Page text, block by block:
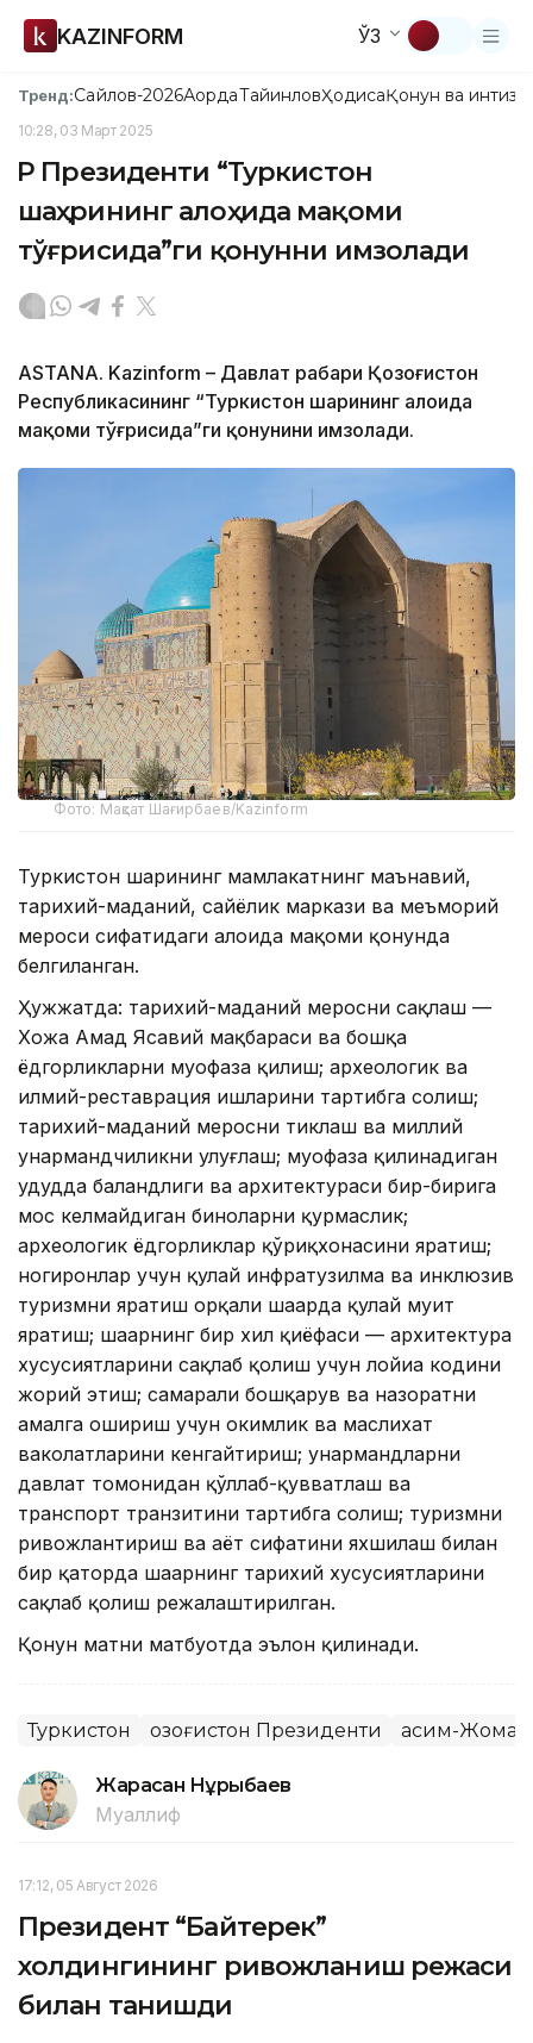
KAZINFORM ЎЗ
Тренд:Сайлов-2026АқордаТайинловҲодисаҚонун ва
10:28, 03 Март 2025
ҚР Президенти “Туркистон
шаҳрининг алоҳида мақоми
тўғрисида”ги қонунни имзолади
ASTANA. Kazinform – Давлат раҳбари Қозоғистон
Республикасининг “Туркистон шаҳрининг алоҳида
мақоми тўғрисида”ги қонунини имзолади.
Фото: Мақсат Шағирбаев/Kazinform
Туркистон шаҳрининг мамлакатнинг маънавий,
тарихий-маданий, сайёҳлик маркази ва меъморий
мероси сифатидаги алоҳида мақоми қонунда
белгиланган.
Ҳужжатда: тарихий-маданий меросни сақлаш —
Хожа Аҳмад Ясавий мақбараси ва бошқа
ёдгорликларни муҳофаза қилиш; археологик ва
илмий-реставрация ишларини тартибга солиш;
тарихий-маданий меросни тиклаш ва миллий
ҳунармандчиликни улуғлаш; муҳофаза қилинадиган
ҳудудда баландлиги ва архитектураси бир-бирига
мос келмайдиган биноларни қурмаслик;
археологик ёдгорликлар қўриқхонасини яратиш;
ногиронлар учун қулай инфратузилма ва инклюзив
туризмни яратиш орқали шаҳарда қулай муҳит
яратиш; шаҳарнинг бир хил қиёфаси — архитектура
хусусиятларини сақлаб қолиш учун лойиҳа кодини
жорий этиш; самарали бошқарув ва назоратни
амалга ошириш учун ҳокимлик ва маслихат
ваколатларини кенгайтириш; ҳунармандларни
давлат томонидан қўллаб-қувватлаш ва
транспорт транзитини тартибга солиш; туризмни
ривожлантириш ва ҳаёт сифатини яхшилаш билан
бир қаторда шаҳарнинг тарихий хусусиятларини
сақлаб қолиш режалаштирилган.
Қонун матни матбуотда эълон қилинади.
Туркистон Қозоғистон Президенти Қасим-
Жарасқан Нұрыбаев
Муаллиф
17:12, 05 Август 2026
Президент “Байтерек”
холдингининг ривожланиш режаси
билан танишди